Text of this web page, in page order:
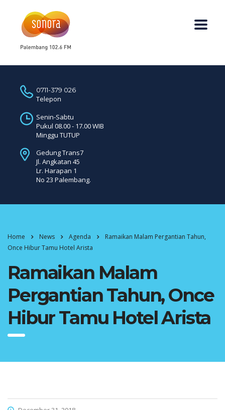
0711-379 026
Telepon
Senin-Sabtu
Pukul 08.00 - 17.00 WIB
Minggu TUTUP
Gedung Trans7
Jl. Angkatan 45
Lr. Harapan 1
No 23 Palembang.
Home News Agenda
Ramaikan Malam Pergantian Tahun,
Once Hibur Tamu Hotel Arista
Ramaikan Malam
Pergantian Tahun, Once
Hibur Tamu Hotel Arista